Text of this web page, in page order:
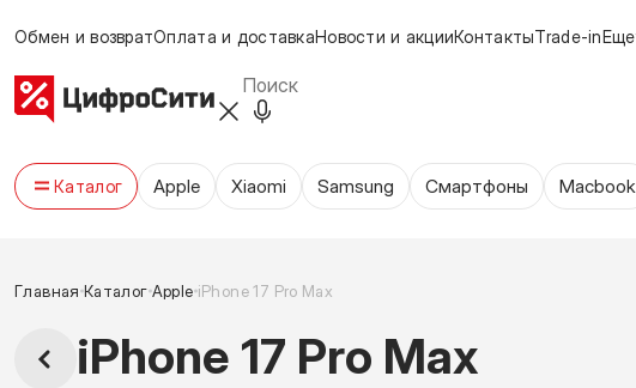
Обмен и возвратОплата и доставкаНовости и акцииКонтактыTrade-inЕще
Каталог Apple Xiaomi Samsung Cмартфоны Macbook
Главная КаталогAppleiPhone 17 Pro Max
iPhone 17 Pro Max